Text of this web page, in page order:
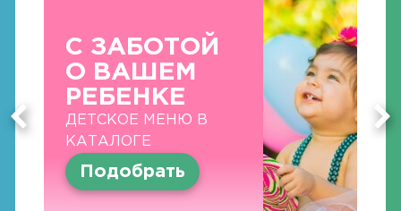
С ЗАБОТОЙ
О ВАШЕМ
РЕБЕНКЕ
ДЕТСКОЕ МЕНЮ В
КАТАЛОГЕ
Подобрать